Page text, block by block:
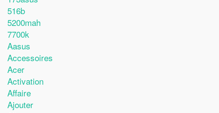
516b
5200mah
7700k
Aasus
Accessoires
Acer
Activation
Affaire
Ajouter